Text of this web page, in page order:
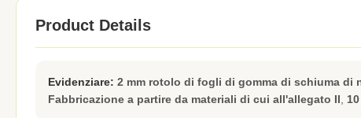
Product Details
Evidenziare: 2 mm rotolo di fogli di gomma di schiuma di
Fabbricazione a partire da materiali di cui all'allegato II